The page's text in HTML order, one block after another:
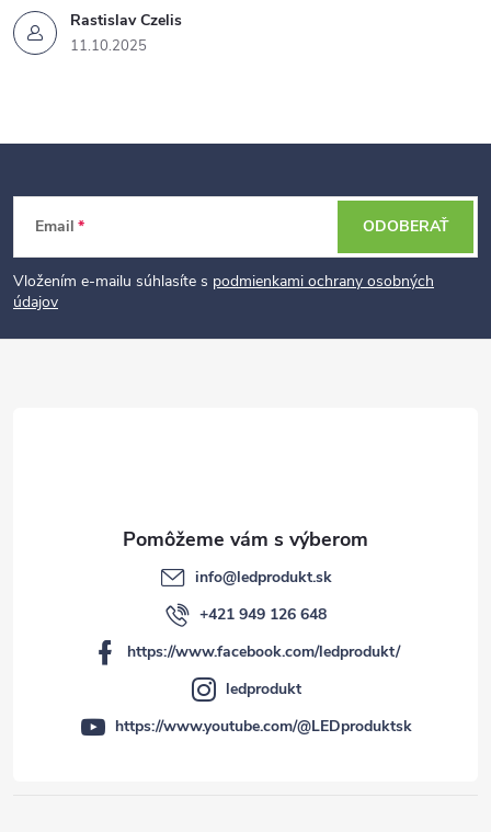
Rastislav Czelis
11.10.2025
t
Email
Vložením e-mailu súhlasíte s podmienkami ochrany osobných
údajov
ODOBERAŤ
info@ledprodukt.sk
+421 949 126 648
https://www.facebook.com/ledprodukt/
ledprodukt
https://www.youtube.com/@LEDproduktsk